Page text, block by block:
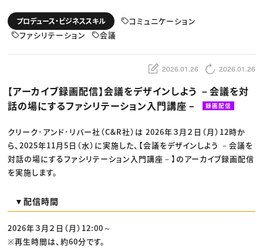
動画配信・映像制作
編集・ライティング
マーケティング
業界解説・キャリア事情
TOP Creator’s コラム トップ
Webクリエイター
アプリクリエイター
映像クリエイター
C＆R Magazine
セミナー
ニュース・トレンド
Web
映像
ゲーム・エンタメ
広告
出版
CREATIVE VILLAGEからのお知らせ
プロフェッショナル×つながる×メディア
プロデュース・ビジネススキル
コミュニケーション
ファシリテーション
会議
2026.01.26 2026.01.26
【アーカイブ録画配信】会議をデザインしよう －会議を対
話の場にするファシリテーション入門講座－
録画配信
クリーク･アンド･リバー社（C&R社）は 2026年３月２日（月）12時か
ら、2025年11月5日（水）に実施した、【会議をデザインしよう －会議を
対話の場にするファシリテーション入門講座－】のアーカイブ録画配信
を実施します。
▼配信時間
2026年３月２日（月）12:00～
※再生時間は、約60分です。